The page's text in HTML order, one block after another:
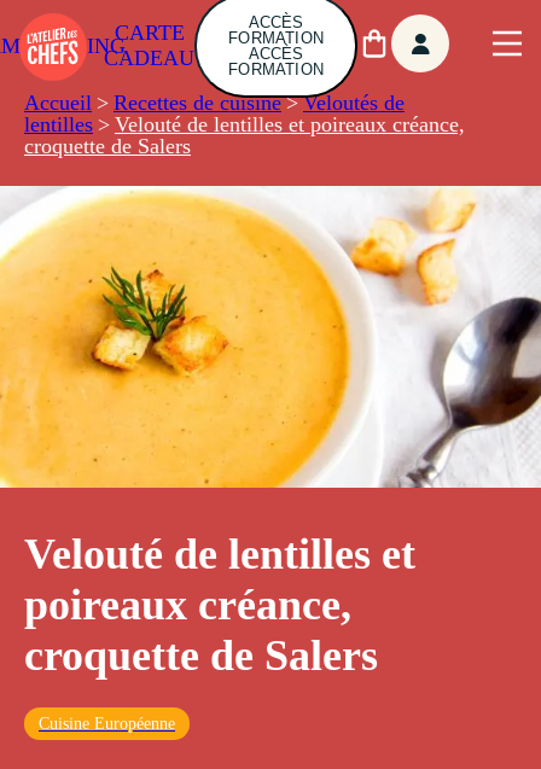
CARTE
CADEAU
ACCÈS
FORMATION
ACCÈS
FORMATION
Accueil > Recettes de cuisine > Veloutés de
lentilles > Velouté de lentilles et poireaux créance,
croquette de Salers
Velouté de lentilles et
poireaux créance,
croquette de Salers
Cuisine Européenne